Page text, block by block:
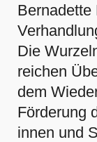
Bernadette
Die
reichen
dem
Förderung
innen und